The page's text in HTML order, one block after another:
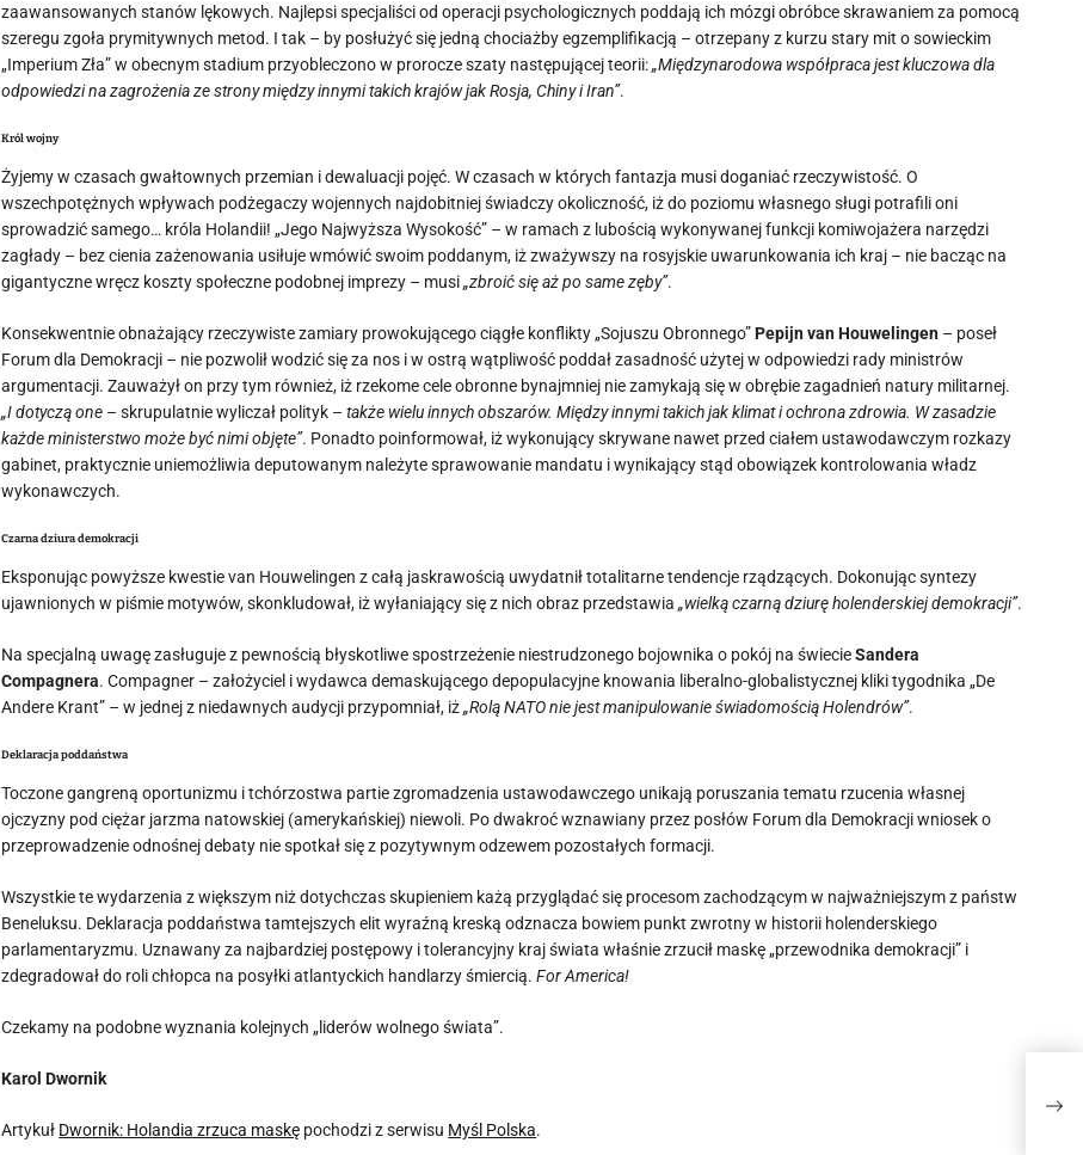
zaawansowanych stanów lękowych. Najlepsi specjaliści od operacji psychologicznych poddają ich mózgi obróbce skrawaniem za pomocą
szeregu zgoła prymitywnych metod. I tak – by posłużyć się jedną chociażby egzemplifikacją – otrzepany z kurzu stary mit o sowieckim
„Imperium Zła” w obecnym stadium przyobleczono w prorocze szaty następującej teorii:„Międzynarodowa współpraca jest kluczowa dla
odpowiedzi na zagrożenia ze strony między innymi takich krajów jak Rosja, Chiny i Iran”.
Król wojny
Żyjemy w czasach gwałtownych przemian i dewaluacji pojęć. W czasach w których fantazja musi doganiać rzeczywistość. O
wszechpotężnych wpływach podżegaczy wojennych najdobitniej świadczy okoliczność, iż do poziomu własnego sługi potrafili oni
sprowadzić samego… króla Holandii! „Jego Najwyższa Wysokość” – w ramach z lubością wykonywanej funkcji komiwojażera narzędzi
zagłady – bez cienia zażenowania usiłuje wmówić swoim poddanym, iż zważywszy na rosyjskie uwarunkowania ich kraj – nie bacząc na
gigantyczne wręcz koszty społeczne podobnej imprezy – musi„zbroić się aż po same zęby”.
Konsekwentnie obnażający rzeczywiste zamiary prowokującego ciągłe konflikty „Sojuszu Obronnego”Pepijn van Houwelingen – poseł
Forum dla Demokracji – nie pozwolił wodzić się za nos i w ostrą wątpliwość poddał zasadność użytej w odpowiedzi rady ministrów
argumentacji. Zauważył on przy tym również, iż rzekome cele obronne bynajmniej nie zamykają się w obrębie zagadnień natury militarnej.
„I dotyczą one – skrupulatnie wyliczał polityk – także wielu innych obszarów. Między innymi takich jak klimat i ochrona zdrowia. W zasadzie
każde ministerstwo może być nimi objęte”. Ponadto poinformował, iż wykonujący skrywane nawet przed ciałem ustawodawczym rozkazy
gabinet, praktycznie uniemożliwia deputowanym należyte sprawowanie mandatu i wynikający stąd obowiązek kontrolowania władz
wykonawczych.
Czarna dziura demokracji
Eksponując powyższe kwestie van Houwelingen z całą jaskrawością uwydatnił totalitarne tendencje rządzących. Dokonując syntezy
ujawnionych w piśmie motywów, skonkludował, iż wyłaniający się z nich obraz przedstawia„wielką czarną dziurę holenderskiej demokracji”.
Na specjalną uwagę zasługuje z pewnością błyskotliwe spostrzeżenie niestrudzonego bojownika o pokój na świecieSandera
Compagnera. Compagner – założyciel i wydawca demaskującego depopulacyjne knowania liberalno-globalistycznej kliki tygodnika „De
Andere Krant” – w jednej z niedawnych audycji przypomniał, iż„Rolą NATO nie jest manipulowanie świadomością Holendrów”.
Deklaracja poddaństwa
Toczone gangreną oportunizmu i tchórzostwa partie zgromadzenia ustawodawczego unikają poruszania tematu rzucenia własnej
ojczyzny pod ciężar jarzma natowskiej (amerykańskiej) niewoli. Po dwakroć wznawiany przez posłów Forum dla Demokracji wniosek o
przeprowadzenie odnośnej debaty nie spotkał się z pozytywnym odzewem pozostałych formacji.
Wszystkie te wydarzenia z większym niż dotychczas skupieniem każą przyglądać się procesom zachodzącym w najważniejszym z państw
Beneluksu. Deklaracja poddaństwa tamtejszych elit wyraźną kreską odznacza bowiem punkt zwrotny w historii holenderskiego
parlamentaryzmu. Uznawany za najbardziej postępowy i tolerancyjny kraj świata właśnie zrzucił maskę „przewodnika demokracji” i
zdegradował do roli chłopca na posyłki atlantyckich handlarzy śmiercią.For America!
Czekamy na podobne wyznania kolejnych „liderów wolnego świata”.
Karol Dwornik
Artykuł Dwornik: Holandia zrzuca maskę pochodzi z serwisu Myśl Polska.